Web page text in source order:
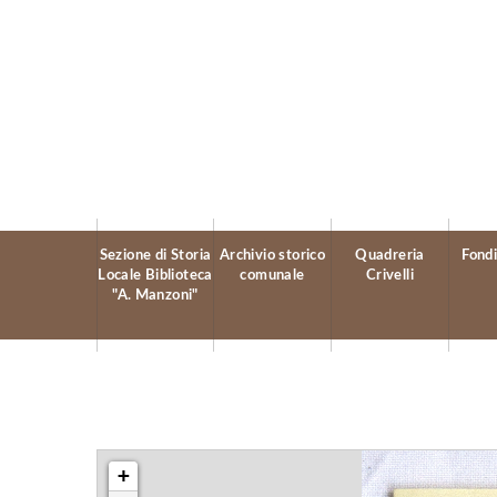
Sezione di Storia
Locale Biblioteca
"A. Manzoni"
Archivio storico
comunale
Quadreria
Crivelli
+